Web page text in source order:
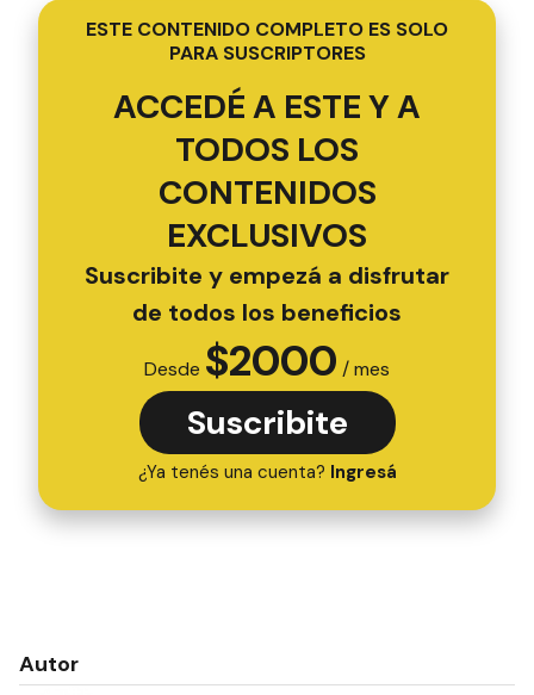
ESTE CONTENIDO COMPLETO ES SOLO
PARA SUSCRIPTORES
ACCEDÉ A ESTE Y A
TODOS LOS
CONTENIDOS
EXCLUSIVOS
Suscribite y empezá a disfrutar
de todos los beneficios
Desde $2000 / mes
Suscribite
¿Ya tenés una cuenta? Ingresá
Autor